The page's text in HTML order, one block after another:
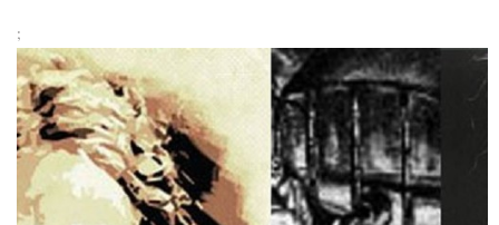
;